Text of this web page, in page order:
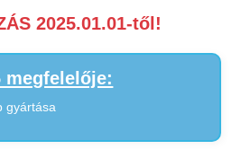
2025.01.01-től!
megfelelője:
gyártása